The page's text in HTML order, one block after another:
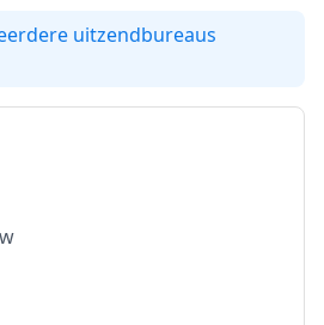
uitzendbureaus